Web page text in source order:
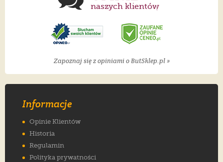
naszych klientów
Zapoznaj się z opiniami o ButSklep.pl »
Informacje
Opinie Klientów
Historia
Regulamin
Polityka prywatności